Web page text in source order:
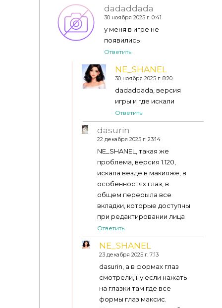
dadaddada
30 ноября 2025 г. 0:41
у меня в игре не
появились
Ответить
NE_SHANEL
30 ноября 2025 г. 8:20
dadaddada, версия
игры и где искали
Ответить
dasurin
22 декабря 2025 г. 23:14
NE_SHANEL, такая же
проблема, версия 1.120,
искала везде в макияже, в
особенностях глаз, в
общем перерыла все
вкладки, которые доступны
при редактировании лица
Ответить
NE_SHANEL
23 декабря 2025 г. 7:13
dasurin, а в формах глаз
смотрели, ну если нажать
на глазки там где все
формы глаз максис.